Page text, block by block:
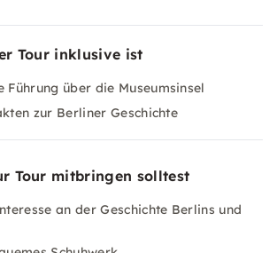
Tour inklusive ist
Führung über die Museumsinsel
zur Berliner Geschichte
Tour mitbringen solltest
an der Geschichte Berlins und